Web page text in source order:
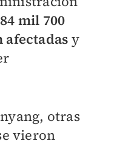
84 mil 700
afectadas y
otras
vieron